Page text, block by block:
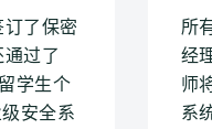
了保密
过了
学生个
安全系
所
经
师
系